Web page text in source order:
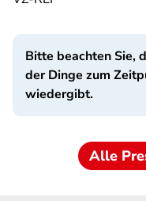
Bitte beachten Sie,
der Dinge zum
wiedergibt.
Alle